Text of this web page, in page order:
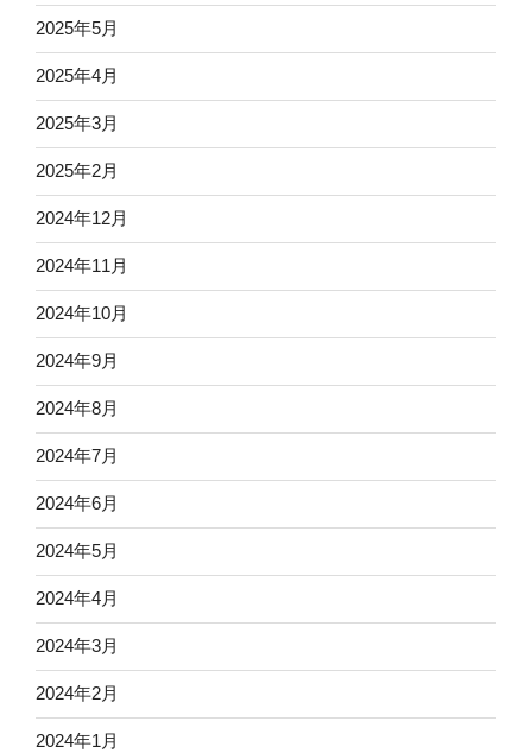
2025年5月
2025年4月
2025年3月
2025年2月
2024年12月
2024年11月
2024年10月
2024年9月
2024年8月
2024年7月
2024年6月
2024年5月
2024年4月
2024年3月
2024年2月
2024年1月